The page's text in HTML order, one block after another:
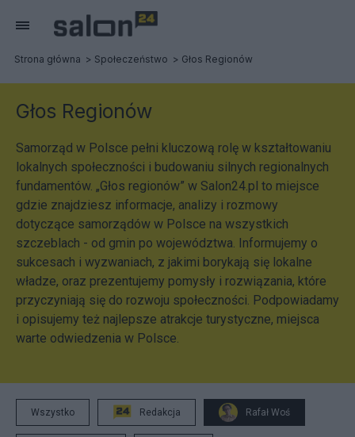
Strona główna Społeczeństwo Głos Regionów
Głos Regionów
Samorząd w Polsce pełni kluczową rolę w kształtowaniu
lokalnych społeczności i budowaniu silnych regionalnych
fundamentów. „Głos regionów” w Salon24.pl to miejsce
gdzie znajdziesz informacje, analizy i rozmowy
dotyczące samorządów w Polsce na wszystkich
szczeblach - od gmin po województwa. Informujemy o
sukcesach i wyzwaniach, z jakimi borykają się lokalne
władze, oraz prezentujemy pomysły i rozwiązania, które
przyczyniają się do rozwoju społeczności. Podpowiadamy
i opisujemy też najlepsze atrakcje turystyczne, miejsca
warte odwiedzenia w Polsce.
Wszystko Redakcja Rafał Woś